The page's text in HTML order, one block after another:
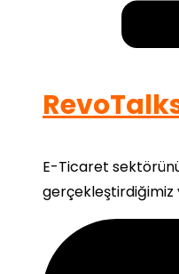
E-Ticaret
gerçekleştirdiğimiz